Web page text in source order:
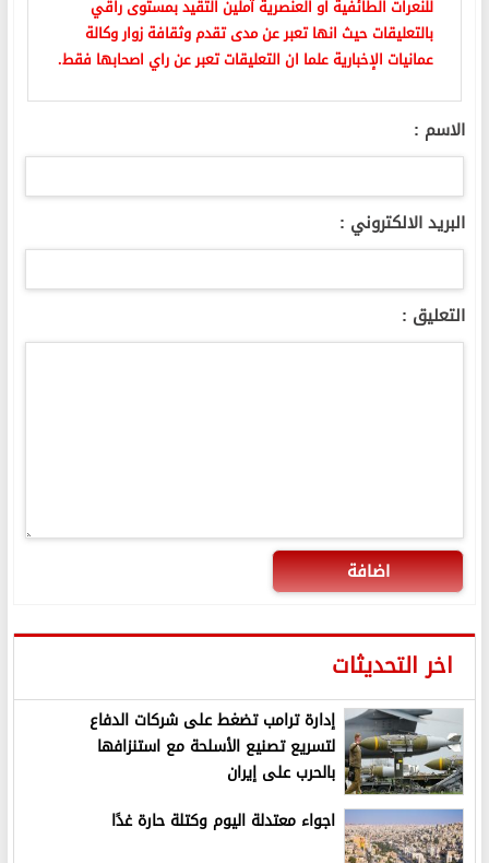
للنعرات الطائفية او العنصرية آملين التقيد بمستوى راقي
بالتعليقات حيث انها تعبر عن مدى تقدم وثقافة زوار وكالة
عمانيات الإخبارية علما ان التعليقات تعبر عن راي اصحابها فقط.
الاسم :
البريد الالكتروني :
التعليق :
اضافة
اخر التحديثات
إدارة ترامب تضغط على شركات الدفاع
لتسريع تصنيع الأسلحة مع استنزافها
بالحرب على إيران
اجواء معتدلة اليوم وكتلة حارة غدًا